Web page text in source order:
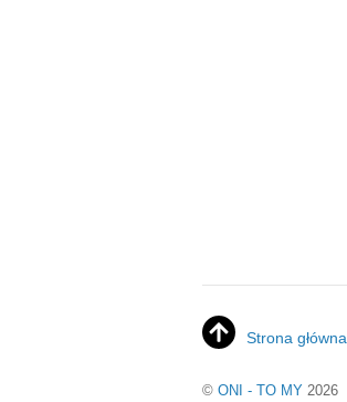
Strona główna
© ONI - TO MY 2026